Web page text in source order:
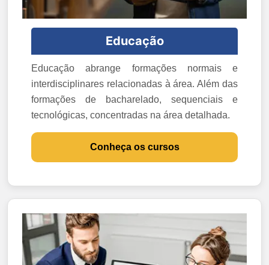
Educação
Educação abrange formações normais e
interdisciplinares relacionadas à área. Além das
formações de bacharelado, sequenciais e
tecnológicas, concentradas na área detalhada.
Conheça os cursos